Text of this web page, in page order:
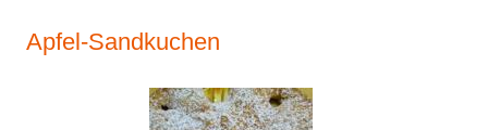
Apfel-Sandkuchen